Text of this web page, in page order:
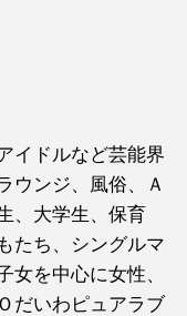
イドルなど芸能界
ウンジ、風俗、Ａ
、大学生、保育
たち、シングルマ
女を中心に女性、
だいわピュアラブ